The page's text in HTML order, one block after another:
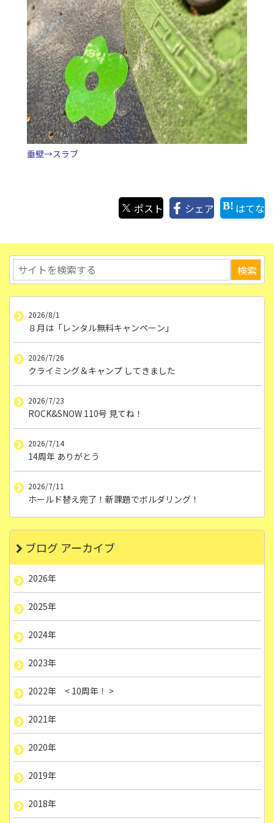
垂壁→スラブ
ポスト シェア はてな
2026/8/1
８月は「レンタル無料キャンペーン」
2026/7/26
クライミング＆キャンプ してきました
2026/7/23
ROCK&SNOW 110号 見てね！
2026/7/14
14周年 ありがとう
2026/7/11
ホールド替え完了！新課題でボルダリング！
ブログ アーカイブ
2026年
2025年
2024年
2023年
2022年 < 10周年！ >
2021年
2020年
2019年
2018年